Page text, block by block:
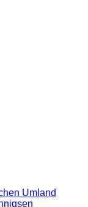
Umland